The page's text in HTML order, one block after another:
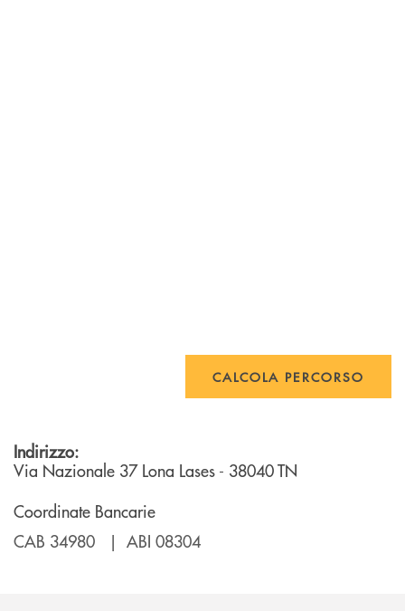
CALCOLA PERCORSO
Indirizzo:
Via Nazionale 37 Lona Lases - 38040TN
Coordinate Bancarie
CAB 34980 | ABI 08304